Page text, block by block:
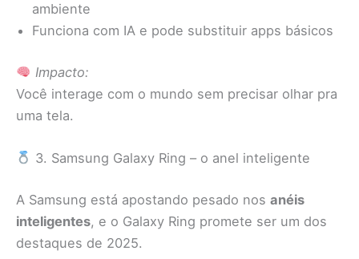
ambiente
Funciona com IA e pode substituir apps básicos
Impacto:
Você interage com o mundo sem precisar olhar pra
uma tela.
3. Samsung Galaxy Ring – o anel inteligente
A Samsung está apostando pesado nos anéis
inteligentes, e o Galaxy Ring promete ser um dos
destaques de 2025.